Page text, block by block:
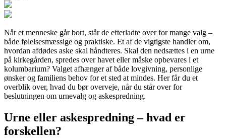
Når et menneske går bort, står de efterladte over for mange valg –
både følelsesmæssige og praktiske. Et af de vigtigste handler om,
hvordan afdødes aske skal håndteres. Skal den nedsættes i en urne
på kirkegården, spredes over havet eller måske opbevares i et
kolumbarium? Valget afhænger af både lovgivning, personlige
ønsker og familiens behov for et sted at mindes. Her får du et
overblik over, hvad du bør overveje, når du står over for
beslutningen om urnevalg og askespredning.
Urne eller askespredning – hvad er
forskellen?